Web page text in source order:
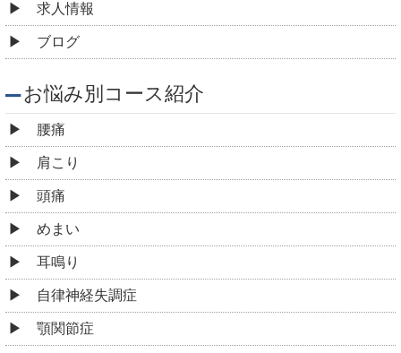
求人情報
ブログ
お悩み別コース紹介
腰痛
肩こり
頭痛
めまい
耳鳴り
自律神経失調症
顎関節症